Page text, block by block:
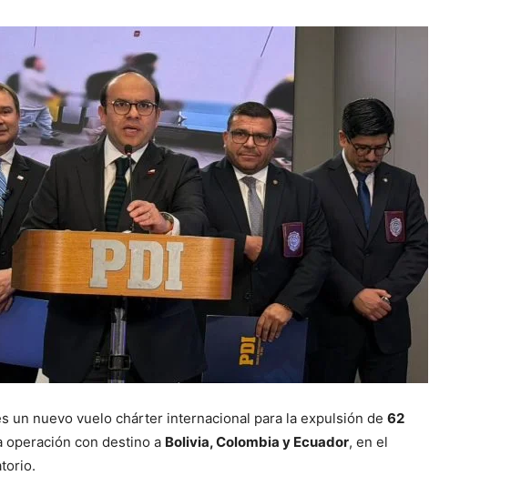
un nuevo vuelo chárter internacional para la expulsión de 62
operación con destino a Bolivia, Colombia y Ecuador, en el